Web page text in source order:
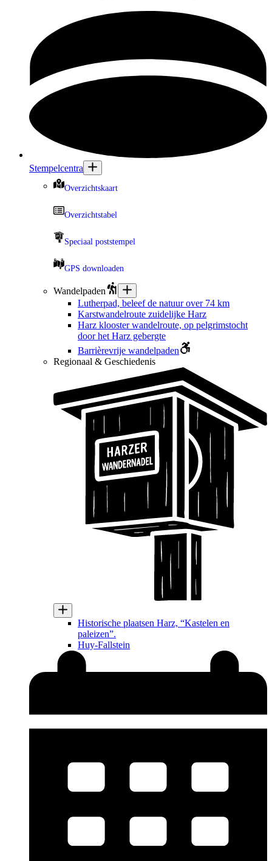
Stempelcentra
Overzichtskaart
Overzichtstabel
Speciaal poststempel
GPS downloaden
Wandelpaden
Lutherpad, beleef de natuur over 74 km
Karstwandelroute zuidelijke Harz
Harz klooster wandelroute, op pelgrimstocht
door het Harz gebergte
Barrièrevrije wandelpaden
Regionaal & Geschiedenis
Historische plaatsen Harz, “Kastelen en
paleizen”.
Huy-Fallstein